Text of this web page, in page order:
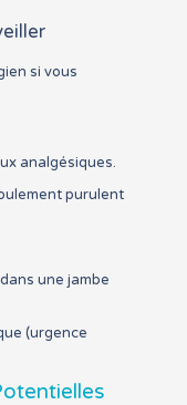
si vous
analgésiques.
purulent
une jambe
(urgence